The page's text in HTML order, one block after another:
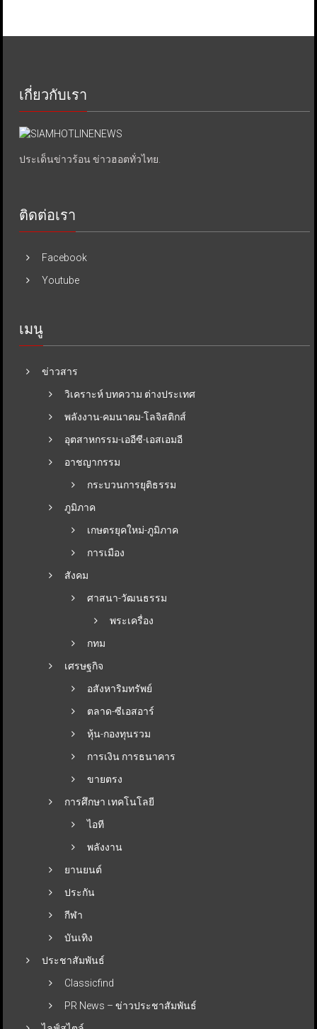
เกี่ยวกับเรา
ประเด็นข่าวร้อน ข่าวฮอตทั่วไทย.
ติดต่อเรา
Facebook
Youtube
เมนู
ข่าวสาร
วิเคราะห์ บทความ ต่างประเทศ
พลังงาน-คมนาคม-โลจิสติกส์
อุตสาหกรรม-เออีซี-เอสเอมอี
อาชญากรรม
กระบวนการยุติธรรม
ภูมิภาค
เกษตรยุคใหม่-ภูมิภาค
การเมือง
สังคม
ศาสนา-วัฒนธรรม
พระเครื่อง
กทม
เศรษฐกิจ
อสังหาริมทรัพย์
ตลาด-ซีเอสอาร์
หุ้น-กองทุนรวม
การเงิน การธนาคาร
ขายตรง
การศึกษา เทคโนโลยี
ไอที
พลังงาน
ยานยนต์
ประกัน
กีฬา
บันเทิง
ประชาสัมพันธ์
Classicfind
PR News – ข่าวประชาสัมพันธ์